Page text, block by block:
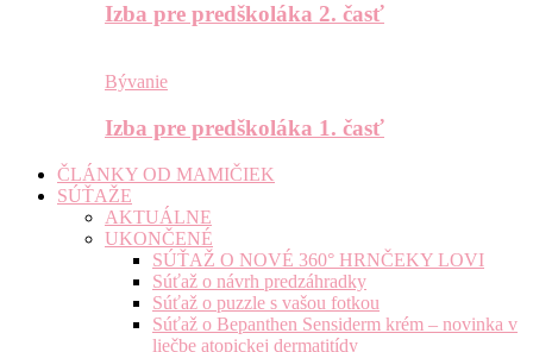
Izba pre predškoláka 2. časť
Bývanie
Izba pre predškoláka 1. časť
ČLÁNKY OD MAMIČIEK
SÚŤAŽE
AKTUÁLNE
UKONČENÉ
SÚŤAŽ O NOVÉ 360° HRNČEKY LOVI
Súťaž o návrh predzáhradky
Súťaž o puzzle s vašou fotkou
Súťaž o Bepanthen Sensiderm krém – novinka v
liečbe atopickej dermatitídy